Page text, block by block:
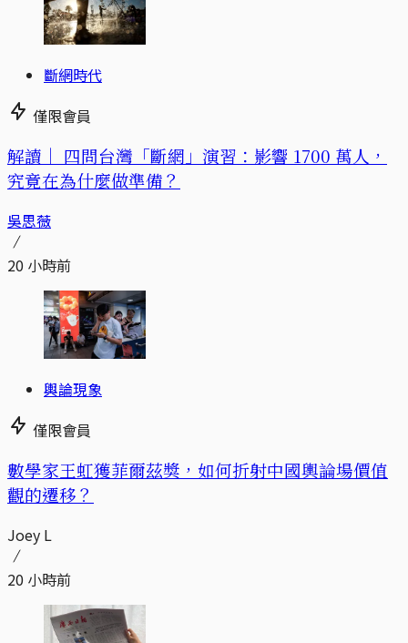
斷網時代
僅限會員
解讀｜ 四問台灣「斷網」演習：影響 1700 萬人，
究竟在為什麼做準備？
吳思薇
20 小時前
輿論現象
僅限會員
數學家王虹獲菲爾茲獎，如何折射中國輿論場價值
觀的遷移？
Joey L
20 小時前